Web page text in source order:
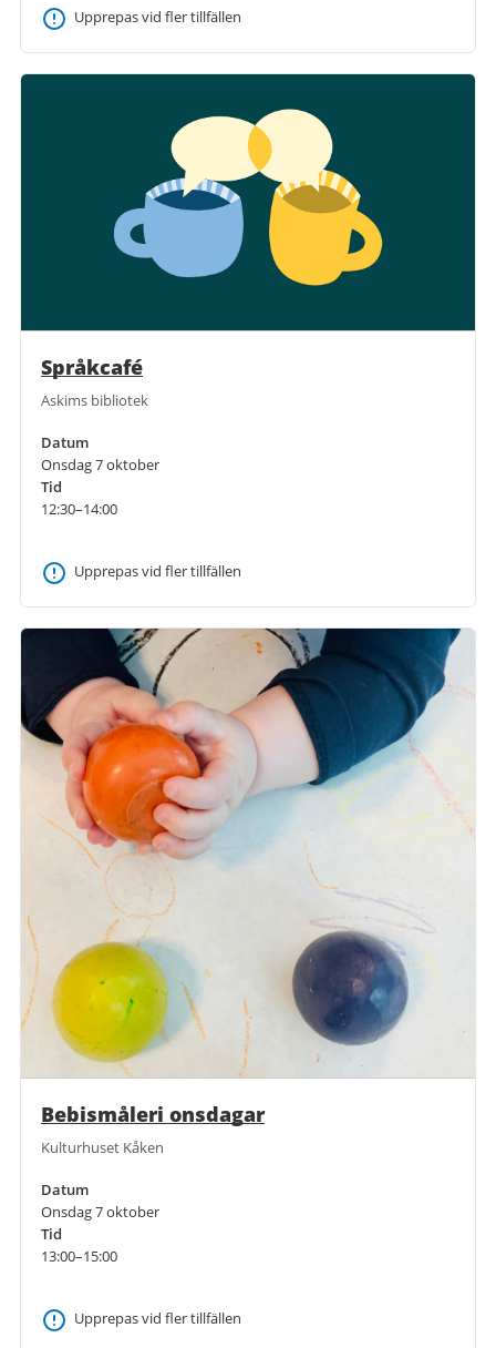
Upprepas vid fler tillfällen
Språkcafé
Askims bibliotek
Datum
Onsdag 7 oktober
Tid
12:30–14:00
Upprepas vid fler tillfällen
Bebismåleri onsdagar
Kulturhuset Kåken
Datum
Onsdag 7 oktober
Tid
13:00–15:00
Upprepas vid fler tillfällen